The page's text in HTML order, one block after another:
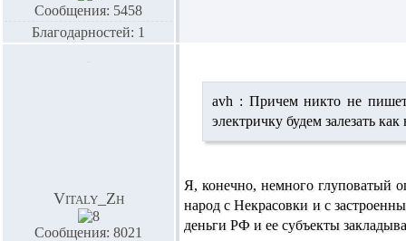
Сообщения: 5458
Благодарностей: 1
Vitaly_Zh
Сообщения: 8021
avh : Причем никто не пишет
электричку будем залезать
Я, конечно, немного глуповатый
народ с Некрасовки и с
деньги РФ и ее субъекты